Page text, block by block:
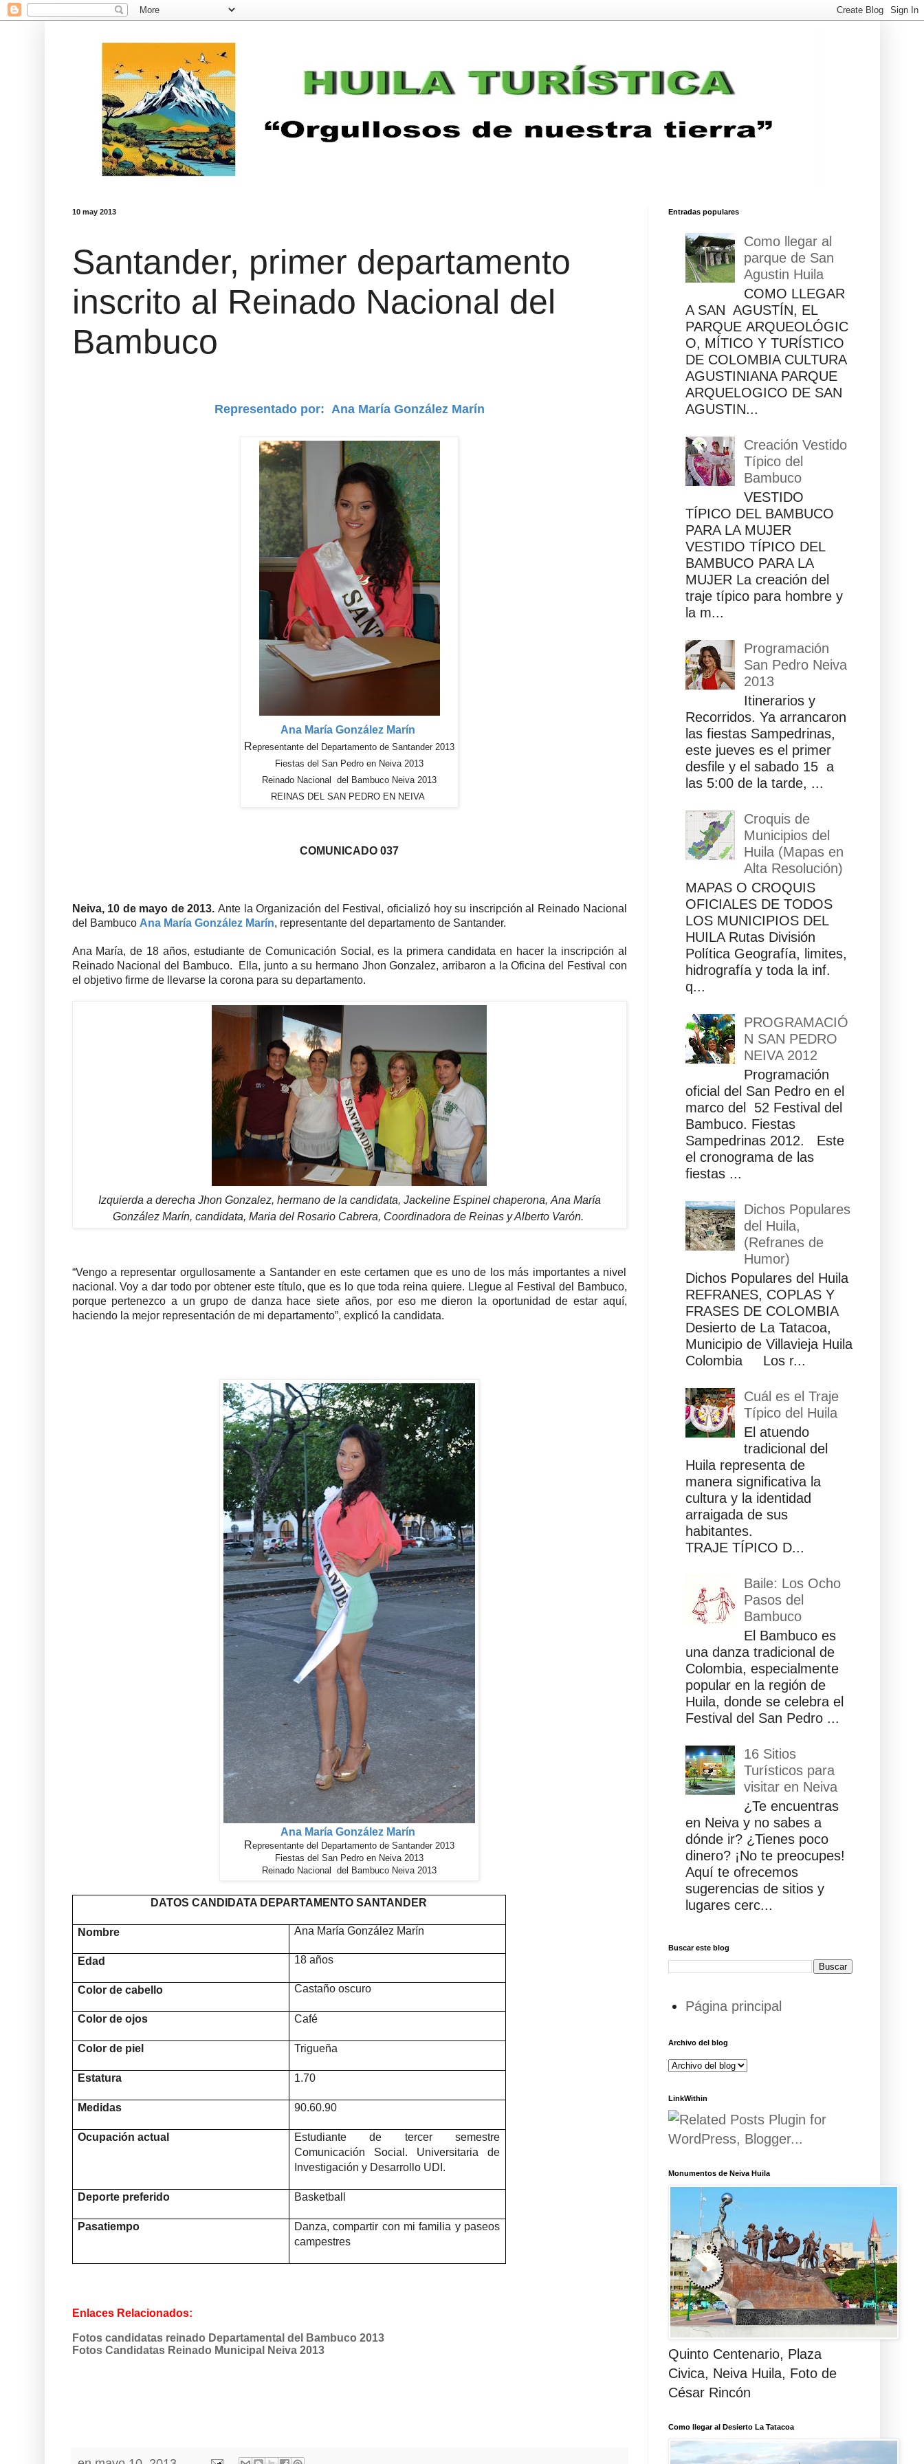
10 may 2013
Santander, primer departamento
inscrito al Reinado Nacional del
Bambuco
Representado por: Ana María González Marín
Ana María González Marín
Representante del Departamento de Santander 2013
Fiestas del San Pedro en Neiva 2013
Reinado Nacional del Bambuco Neiva 2013
REINAS DEL SAN PEDRO EN NEIVA
COMUNICADO 037
Neiva, 10 de mayo de 2013.Ante la Organización del Festival, oficializó hoy su inscripción al Reinado Nacional
del Bambuco Ana María González Marín, representante del departamento de Santander.
Ana María, de 18 años, estudiante de Comunicación Social, es la primera candidata en hacer la inscripción al
Reinado Nacional del Bambuco. Ella, junto a su hermano Jhon Gonzalez, arribaron a la Oficina del Festival con
el objetivo firme de llevarse la corona para su departamento.
Izquierda a derecha Jhon Gonzalez, hermano de la candidata, Jackeline Espinel chaperona,Ana María
González Marín, candidata, Maria del Rosario Cabrera, Coordinadora de Reinas y Alberto Varón.
“Vengo a representar orgullosamente a Santander en este certamen que es uno de los más importantes a nivel
nacional. Voy a dar todo por obtener este título, que es lo que toda reina quiere. Llegue al Festival del Bambuco,
porque pertenezco a un grupo de danza hace siete años, por eso me dieron la oportunidad de estar aquí,
haciendo la mejor representación de mi departamento”, explicó la candidata.
Ana María González Marín
Representante del Departamento de Santander 2013
Fiestas del San Pedro en Neiva 2013
Reinado Nacional del Bambuco Neiva 2013
DATOS CANDIDATA DEPARTAMENTO SANTANDER
Nombre Ana María González Marín
Edad 18 años
Color de cabello Castaño oscuro
Color de ojos Café
Color de piel Trigueña
Estatura 1.70
Medidas 90.60.90
Ocupación actual
Estudiante de tercer semestre
Comunicación Social. Universitaria de
Investigación y Desarrollo UDI.
Deporte preferido Basketball
Pasatiempo
Danza, compartir con mi familia y paseos
campestres
Enlaces Relacionados:
Fotos candidatas reinado Departamental del Bambuco 2013
Fotos Candidatas Reinado Municipal Neiva 2013
Entradas populares
Como llegar al
parque de San
Agustin Huila
COMO LLEGAR
A SAN AGUSTÍN, EL
PARQUE ARQUEOLÓGIC
O, MÍTICO Y TURÍSTICO
DE COLOMBIA CULTURA
AGUSTINIANA PARQUE
ARQUELOGICO DE SAN
AGUSTIN...
Creación Vestido
Típico del
Bambuco
VESTIDO
TÍPICO DEL BAMBUCO
PARA LA MUJER
VESTIDO TÍPICO DEL
BAMBUCO PARA LA
MUJER La creación del
traje típico para hombre y
la m...
Programación
San Pedro Neiva
2013
Itinerarios y
Recorridos. Ya arrancaron
las fiestas Sampedrinas,
este jueves es el primer
desfile y el sabado 15 a
las 5:00 de la tarde, ...
Croquis de
Municipios del
Huila (Mapas en
Alta Resolución)
MAPAS O CROQUIS
OFICIALES DE TODOS
LOS MUNICIPIOS DEL
HUILA Rutas División
Política Geografía, limites,
hidrografía y toda la inf.
q...
PROGRAMACIÓ
N SAN PEDRO
NEIVA 2012
Programación
oficial del San Pedro en el
marco del 52 Festival del
Bambuco. Fiestas
Sampedrinas 2012. Este
el cronograma de las
fiestas ...
Dichos Populares
del Huila,
(Refranes de
Humor)
Dichos Populares del Huila
REFRANES, COPLAS Y
FRASES DE COLOMBIA
Desierto de La Tatacoa,
Municipio de Villavieja Huila
Colombia Los r...
Cuál es el Traje
Típico del Huila
El atuendo
tradicional del
Huila representa de
manera significativa la
cultura y la identidad
arraigada de sus
habitantes.
TRAJE TÍPICO D...
Baile: Los Ocho
Pasos del
Bambuco
El Bambuco es
una danza tradicional de
Colombia, especialmente
popular en la región de
Huila, donde se celebra el
Festival del San Pedro ...
16 Sitios
Turísticos para
visitar en Neiva
¿Te encuentras
en Neiva y no sabes a
dónde ir? ¿Tienes poco
dinero? ¡No te preocupes!
Aquí te ofrecemos
sugerencias de sitios y
lugares cerc...
Buscar este blog
Página principal
Archivo del blog
LinkWithin
Monumentos de Neiva Huila
Quinto Centenario, Plaza
Civica, Neiva Huila, Foto de
César Rincón
Como llegar al Desierto La Tatacoa